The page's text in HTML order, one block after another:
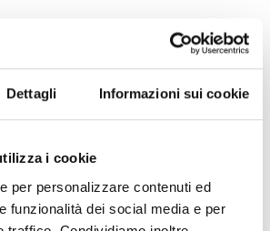
Dettagli Informazioni sui cookie
i cookie
per personalizzare contenuti ed
funzionalità dei social media e per
in fase di sviluppo per raccontare
cambiamento ambientale e di
e territorio.
il giardiniere ed esperto della flora
e della docente di psicologia
Bonnefoy, si compone di